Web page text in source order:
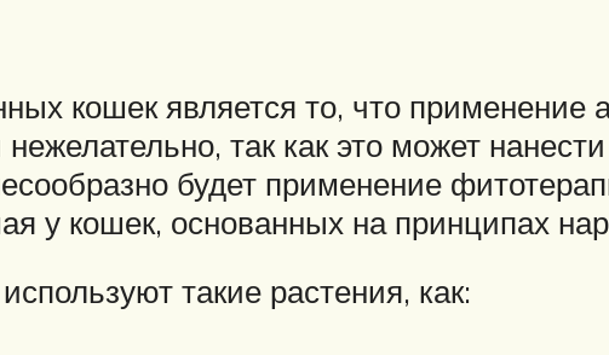
кошек является то, что применение
так как это может
будет применение
у кошек, основанных на принципах
такие растения, как: